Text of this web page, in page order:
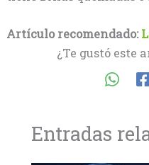
Artículo recomendado:
¿Te gustó este
Entradas